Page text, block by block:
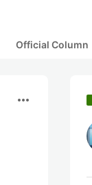
Official Column
more_horiz